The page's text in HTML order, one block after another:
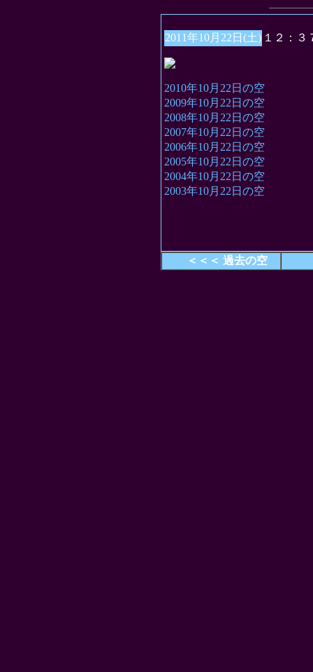
2011年10月22日(土) １２：３
2010年10月22日の空
2009年10月22日の空
2008年10月22日の空
2007年10月22日の空
2006年10月22日の空
2005年10月22日の空
2004年10月22日の空
2003年10月22日の空
＜＜＜ 過去の空